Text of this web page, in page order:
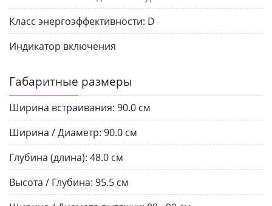
Класс энергоэффективности: D
Индикатор включения
Габаритные размеры
Ширина встраивания: 90.0 см
Ширина / Диаметр: 90.0 см
Глубина (длина): 48.0 см
Высота / Глубина: 95.5 см